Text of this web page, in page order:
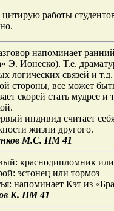
цитирую работы
напоминает
Э. Ионеско). Т.е.
логических связей и т.д.
стороны, все может
скорей стать мудрее
индивид считает
жизни другого.
М.С. ПМ 41
краснодипломник
эстонец или тормоз
напоминает Кэт из
К. ПМ 41